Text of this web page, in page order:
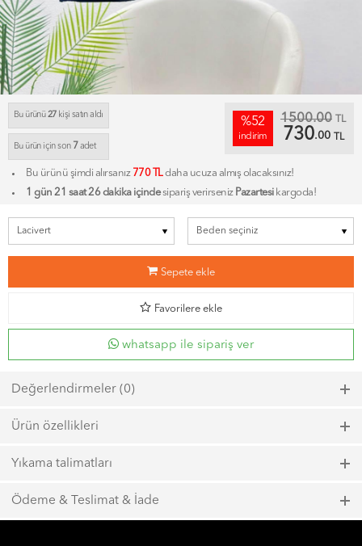
Bu ürünü27kişi satın aldı
Bu ürün için son 7 adet
%52
indirim
1500.00 TL
730.00 TL
Bu ürünü şimdi alırsanız 770 TLdaha ucuza almış olacaksınız!
1 gün 21 saat 26 dakika içindesipariş verirseniz Pazartesikargoda!
b Sepete ekle
d Favorilere ekle
whatsapp ile sipariş ver
Değerlendirmeler (0)
Ürün özellikleri
Yıkama talimatları
Maks. 40ºC sıcaklıkta kısa zamanlı sıkma ile yıkayın.
Çamaşır suyu kullanmayın.
Ödeme & Teslimat & İade